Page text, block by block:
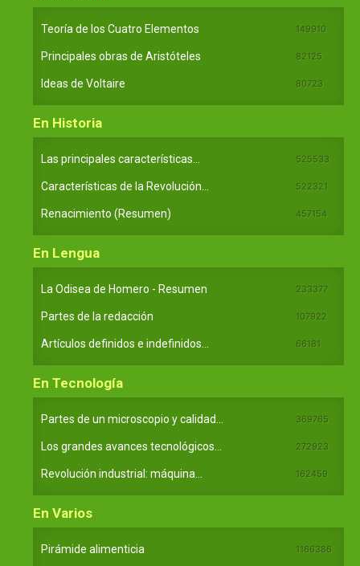
Teoría de los Cuatro Elementos 149910
Principales obras de Aristóteles 82125
Ideas de Voltaire 80723
En Historia
Las principales características... 525533
Características de la Revolución... 522321
Renacimiento (Resumen) 457154
En Lengua
La Odisea de Homero - Resumen 233377
Partes de la redacción 107922
Artículos definidos e indefinidos... 66181
En Tecnología
Partes de un microscopio y calidad... 369765
Los grandes avances tecnológicos... 272923
Revolución industrial: máquina... 162459
En Varios
Pirámide alimenticia 1166386